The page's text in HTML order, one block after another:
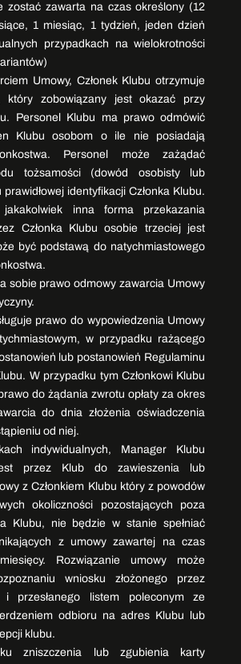
zostać zawarta na czas określony (12
1 miesiąc, 1 tydzień, jeden dzień
przypadkach na wielokrotności
Umowy, Członek Klubu otrzymuje
który zobowiązany jest okazać przy
Personel Klubu ma prawo odmówić
Klubu osobom o ile nie posiadają
Personel może zażądać
tożsamości (dowód osobisty lub
identyfikacji Członka Klubu.
inna forma przekazania
Członka Klubu osobie trzeciej jest
być podstawą do natychmiastowego
sobie prawo odmowy zawarcia Umowy
prawo do wypowiedzenia Umowy
w przypadku rażącego
lub postanowień Regulaminu
W przypadku tym Członkowi Klubu
do żądania zwrotu opłaty za okres
do dnia złożenia oświadczenia
od niej.
indywidualnych, Manager Klubu
przez Klub do zawieszenia lub
z Członkiem Klubu który z powodów
okoliczności pozostających poza
Klubu, nie będzie w stanie spełniać
z umowy zawartej na czas
Rozwiązanie umowy może
wniosku złożonego przez
i przesłanego listem poleconym ze
odbioru na adres Klubu lub
klubu.
zniszczenia lub zgubienia karty